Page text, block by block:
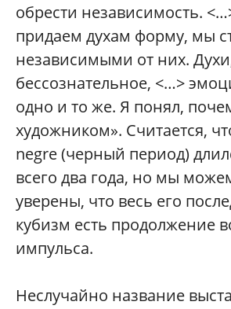
обрести независимость.
придаем духам форму, мы
независимыми от них.
бессознательное, <…>
одно и то же. Я понял,
художником». Считается,
negre (черный период)
всего два года, но мы
уверены, что весь его
кубизм есть продолжение
импульса.
Неслучайно название